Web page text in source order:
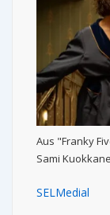
Aus "Franky
Sami
SELMedial